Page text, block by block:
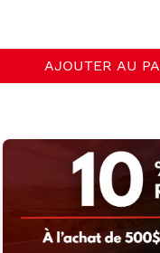
AJOUTER AU